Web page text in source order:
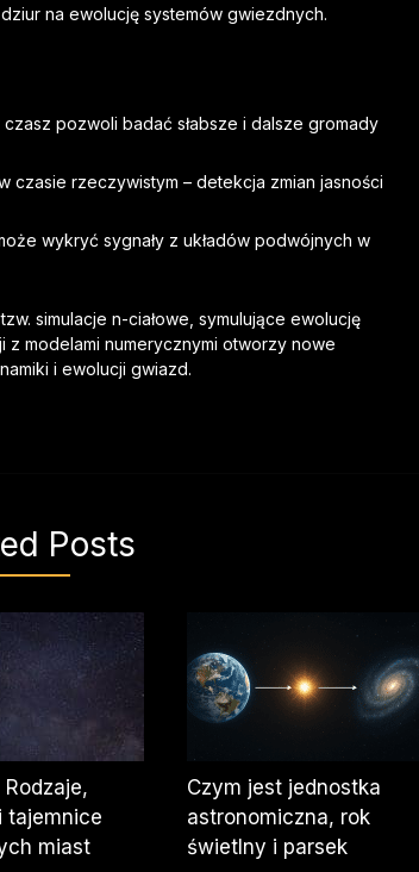
na ewolucję systemów gwiezdnych.
pozwoli badać słabsze i dalsze gromady
czasie rzeczywistym – detekcja zmian jasności
wykryć sygnały z układów podwójnych w
simulacje n-ciałowe , symulujące ewolucję
z modelami numerycznymi otworzy nowe
i ewolucji gwiazd.
Posts
tajemnice
miast
Czym jest jednostka
astronomiczna, rok
świetlny i parsek